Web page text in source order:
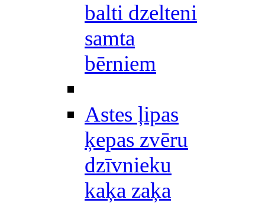
balti dzelteni
samta
bērniem
Astes ļipas
ķepas zvēru
dzīvnieku
kaķa zaķa